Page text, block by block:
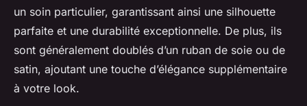
un soin particulier, garantissant ainsi une silhouette
parfaite et une durabilité exceptionnelle. De plus, ils
sont généralement doublés d’un ruban de soie ou de
satin, ajoutant une touche d’élégance supplémentaire
à votre look.